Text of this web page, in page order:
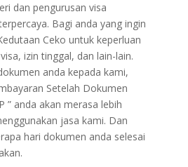
dan pengurusan visa
Bagi anda yang ingin
Ceko untuk keperluan
izin tinggal, dan lain-lain.
anda kepada kami,
Setelah Dokumen
” anda akan merasa lebih
jasa kami. Dan
hari dokumen anda selesai